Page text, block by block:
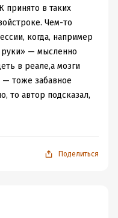
принято в таких
Чем-то
когда, например
— мысленно
в реале,а мозги
— тоже забавное
то автор подсказал,
проблеми требуется
в
следую
Поделиться